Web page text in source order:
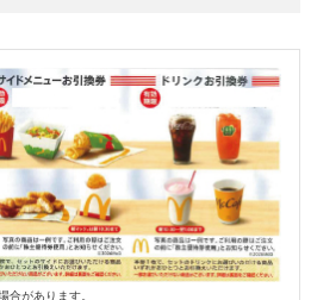
合があります。